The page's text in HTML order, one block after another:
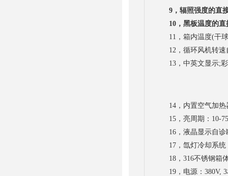
9，辐照强度的直
10，黑板温度的
11，箱内温度(干球
12，循环风机转速
13，中英文显示;彩
14，内置空气加热
15，亮周期：10-
16，液晶显示自诊
17，氙灯冷却系统 /
18，316不锈钢箱
19，电源：380V, 3